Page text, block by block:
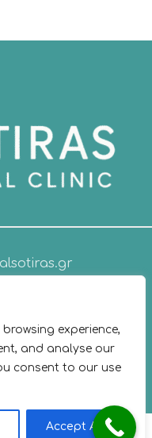
experience,
and analyse our
consent to our use
Accept All
| Powered by